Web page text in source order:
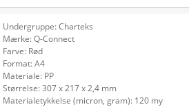
Undergruppe: Charteks
Mærke: Q-Connect
Farve: Rød
Format: A4
Materiale: PP
Størrelse: 307 x 217 x 2,4 mm
Materialetykkelse (micron, gram): 120 my